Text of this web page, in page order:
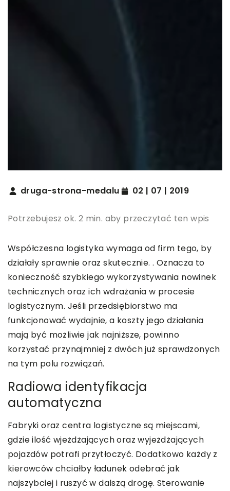
druga-strona-medalu 02 | 07 | 2019
Potrzebujesz ok. 2 min. aby przeczytać ten wpis
Współczesna logistyka wymaga od firm tego, by
działały sprawnie oraz skutecznie. . Oznacza to
konieczność szybkiego wykorzystywania nowinek
technicznych oraz ich wdrażania w procesie
logistycznym. Jeśli przedsiębiorstwo ma
funkcjonować wydajnie, a koszty jego działania
mają być możliwie jak najniższe, powinno
korzystać przynajmniej z dwóch już sprawdzonych
na tym polu rozwiązań.
Radiowa identyfikacja
automatyczna
Fabryki oraz centra logistyczne są miejscami,
gdzie ilość wjeżdżających oraz wyjeżdżających
pojazdów potrafi przytłoczyć. Dodatkowo każdy z
kierowców chciałby ładunek odebrać jak
najszybciej i ruszyć w dalszą drogę. Sterowanie